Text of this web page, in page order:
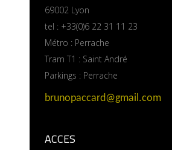
69002 Lyon
tel : +33(0)6 22 31 11 23
Métro : Perrache
Tram T1 : Saint André
Parkings : Perrache
brunopaccard@gmail.com
ACCES